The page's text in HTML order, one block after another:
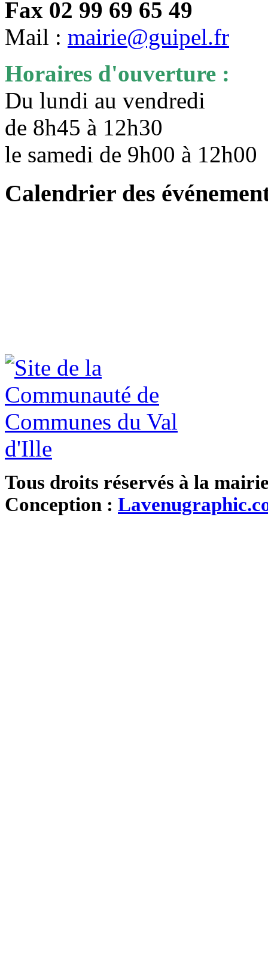
Fax 02 99 69 65 49
Mail : mairie@guipel.fr
Horaires d'ouverture :
Du lundi au vendredi
de 8h45 à 12h30
le samedi de 9h00 à
Calendrier des
Tous droits réservés à la
Conception :